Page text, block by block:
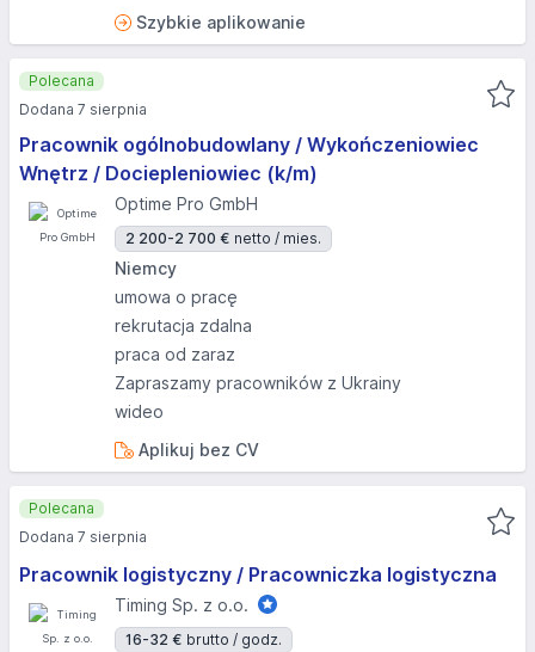
Szybkie aplikowanie
Pracownik ogólnobudowlany / Wykończeniowiec
Wnętrz / Dociepleniowiec (k/m)
Optime Pro GmbH
2 200-2 700 € netto / mies.
Niemcy
umowa o pracę
rekrutacja zdalna
praca od zaraz
Zapraszamy pracowników z Ukrainy
wideo
Aplikuj bez CV
Polecana
Dodana 7 sierpnia
Pracownik logistyczny / Pracowniczka logistyczna
Timing Sp. z o.o.
16-32 € brutto / godz.
Polecana
Dodana 7 sierpnia